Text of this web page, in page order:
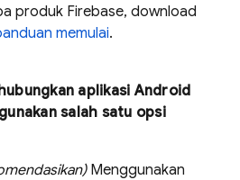
produk Firebase, download
memulai.
aplikasi Android
salah satu opsi
Menggunakan